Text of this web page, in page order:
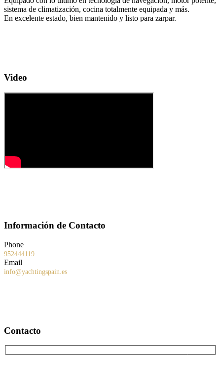
sistema de climatización, cocina totalmente equipada y más.
En excelente estado, bien mantenido y listo para zarpar.
Video
Información de Contacto
Phone
952444119
Email
info@yachtingspain.es
Contacto